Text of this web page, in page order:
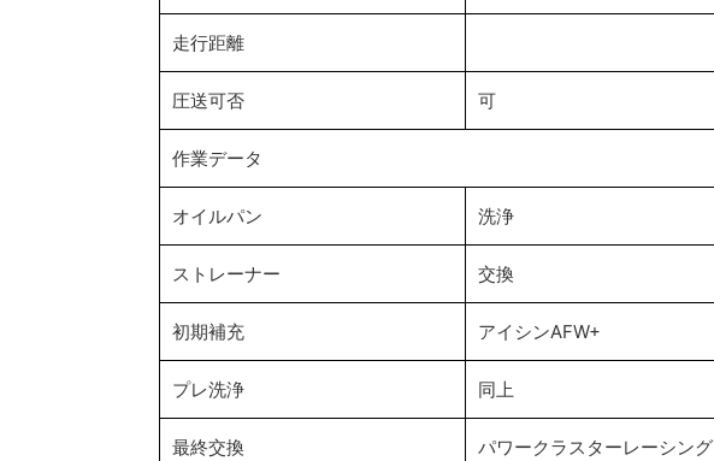
走行距離
圧送可否 可
作業データ
オイルパン 洗浄
ストレーナー 交換
初期補充 アイシンAFW+
プレ洗浄 同上
最終交換 パワークラスターレーシング